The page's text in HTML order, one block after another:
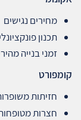
מחירים נגישים
תכנון פונקציונלי
זמני בנייה
קומפורט
חזיתות
חצרות